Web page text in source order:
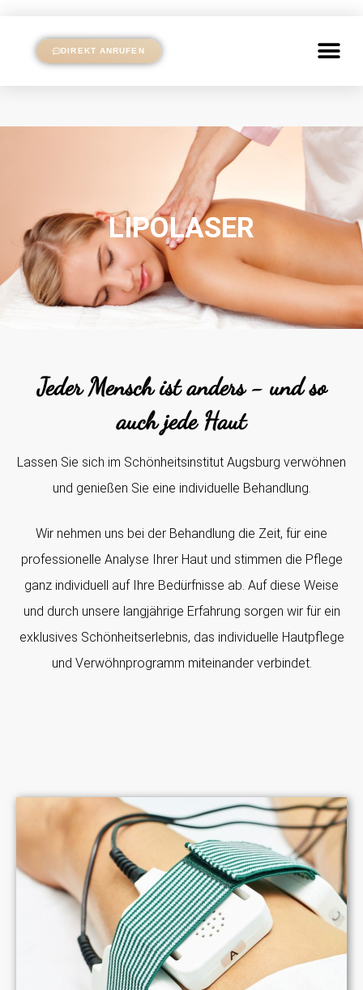
DIREKT ANRUFEN
LIPOLASER
Jeder Mensch ist anders - und so
auch jede Haut
Lassen Sie sich im Schönheitsinstitut Augsburg verwöhnen
und genießen Sie eine individuelle Behandlung.
Wir nehmen uns bei der Behandlung die Zeit, für eine
professionelle Analyse Ihrer Haut und stimmen die Pflege
ganz individuell auf Ihre Bedürfnisse ab. Auf diese Weise
und durch unsere langjährige Erfahrung sorgen wir für ein
exklusives Schönheitserlebnis, das individuelle Hautpflege
und Verwöhnprogramm miteinander verbindet.